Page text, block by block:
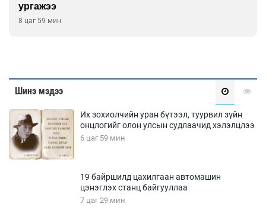
ургажээ
8 цаг 59 мин
Шинэ мэдээ
Их зохиолчийн уран бүтээл, туурвил зүйн
онцлогийг олон улсын судлаачид хэлэлцлээ
6 цаг 59 мин
19 байршилд цахилгаан автомашин
цэнэглэх станц байгууллаа
7 цаг 29 мин